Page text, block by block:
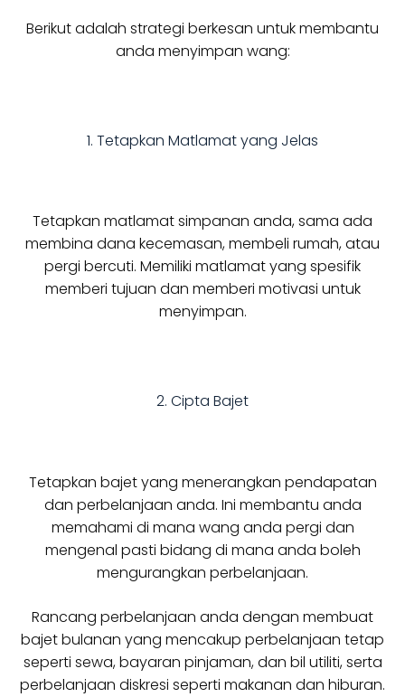
Berikut adalah strategi berkesan untuk membantu
anda menyimpan wang:
1. Tetapkan Matlamat yang Jelas
Tetapkan matlamat simpanan anda, sama ada
membina dana kecemasan, membeli rumah, atau
pergi bercuti. Memiliki matlamat yang spesifik
memberi tujuan dan memberi motivasi untuk
menyimpan.
2. Cipta Bajet
Tetapkan bajet yang menerangkan pendapatan
dan perbelanjaan anda. Ini membantu anda
memahami di mana wang anda pergi dan
mengenal pasti bidang di mana anda boleh
mengurangkan perbelanjaan.
Rancang perbelanjaan anda dengan membuat
bajet bulanan yang mencakup perbelanjaan tetap
seperti sewa, bayaran pinjaman, dan bil utiliti, serta
perbelanjaan diskresi seperti makanan dan hiburan.